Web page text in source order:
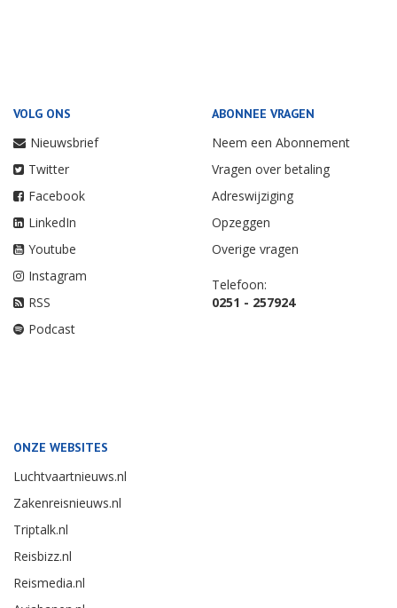
VOLG ONS
Nieuwsbrief
Twitter
Facebook
LinkedIn
Youtube
Instagram
RSS
Podcast
ABONNEE VRAGEN
Neem een Abonnement
Vragen over betaling
Adreswijziging
Opzeggen
Overige vragen
Telefoon:
0251 - 257924
ONZE WEBSITES
Luchtvaartnieuws.nl
Zakenreisnieuws.nl
Triptalk.nl
Reisbizz.nl
Reismedia.nl